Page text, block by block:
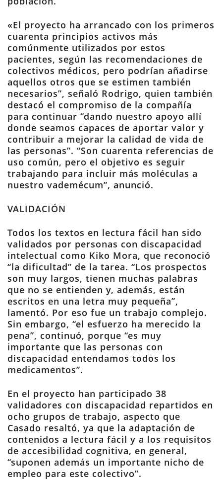
«El proyecto ha arrancado con los primeros
cuarenta principios activos más
comúnmente utilizados por estos
pacientes, según las recomendaciones de
colectivos médicos, pero podrían añadirse
aquellos otros que se estimen también
necesarios”, señaló Rodrigo, quien también
destacó el compromiso de la compañía
para continuar “dando nuestro apoyo allí
donde seamos capaces de aportar valor y
contribuir a mejorar la calidad de vida de
las personas”. “Son cuarenta referencias de
uso común, pero el objetivo es seguir
trabajando para incluir más moléculas a
nuestro vademécum”, anunció.
VALIDACIÓN
Todos los textos en lectura fácil han sido
validados por personas con discapacidad
intelectual como Kiko Mora, que reconoció
“la dificultad” de la tarea. “Los prospectos
son muy largos, tienen muchas palabras
que no se entienden y, además, están
escritos en una letra muy pequeña”,
lamentó. Por eso fue un trabajo complejo.
Sin embargo, “el esfuerzo ha merecido la
pena”, continuó, porque “es muy
importante que las personas con
discapacidad entendamos todos los
medicamentos”.
En el proyecto han participado 38
validadores con discapacidad repartidos en
ocho grupos de trabajo, aspecto que
Casado resaltó, ya que la adaptación de
contenidos a lectura fácil y a los requisitos
de accesibilidad cognitiva, en general,
“suponen además un importante nicho de
empleo para este colectivo”.